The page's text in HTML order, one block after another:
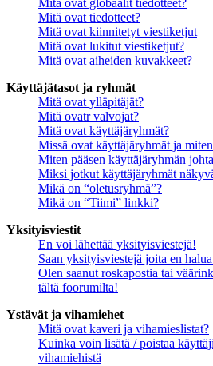
Mitä ovat globaalit tiedotteet?
Mitä ovat tiedotteet?
Mitä ovat kiinnitetyt viestiketjut
Mitä ovat lukitut viestiketjut?
Mitä ovat aiheiden kuvakkeet?
Käyttäjätasot ja ryhmät
Mitä ovat ylläpitäjät?
Mitä ovatr valvojat?
Mitä ovat käyttäjäryhmät?
Missä ovat käyttäjäryhmät ja
Miten pääsen käyttäjäryhmän
Miksi jotkut käyttäjäryhmät
Mikä on “oletusryhmä”?
Mikä on “Tiimi” linkki?
Yksityisviestit
En voi lähettää yksityisviestejä!
Saan yksityisviestejä joita en
Olen saanut roskapostia tai
tältä foorumilta!
Ystävät ja vihamiehet
Mitä ovat kaveri ja vihamieslistat?
Kuinka voin lisätä / poistaa
vihamiehistä